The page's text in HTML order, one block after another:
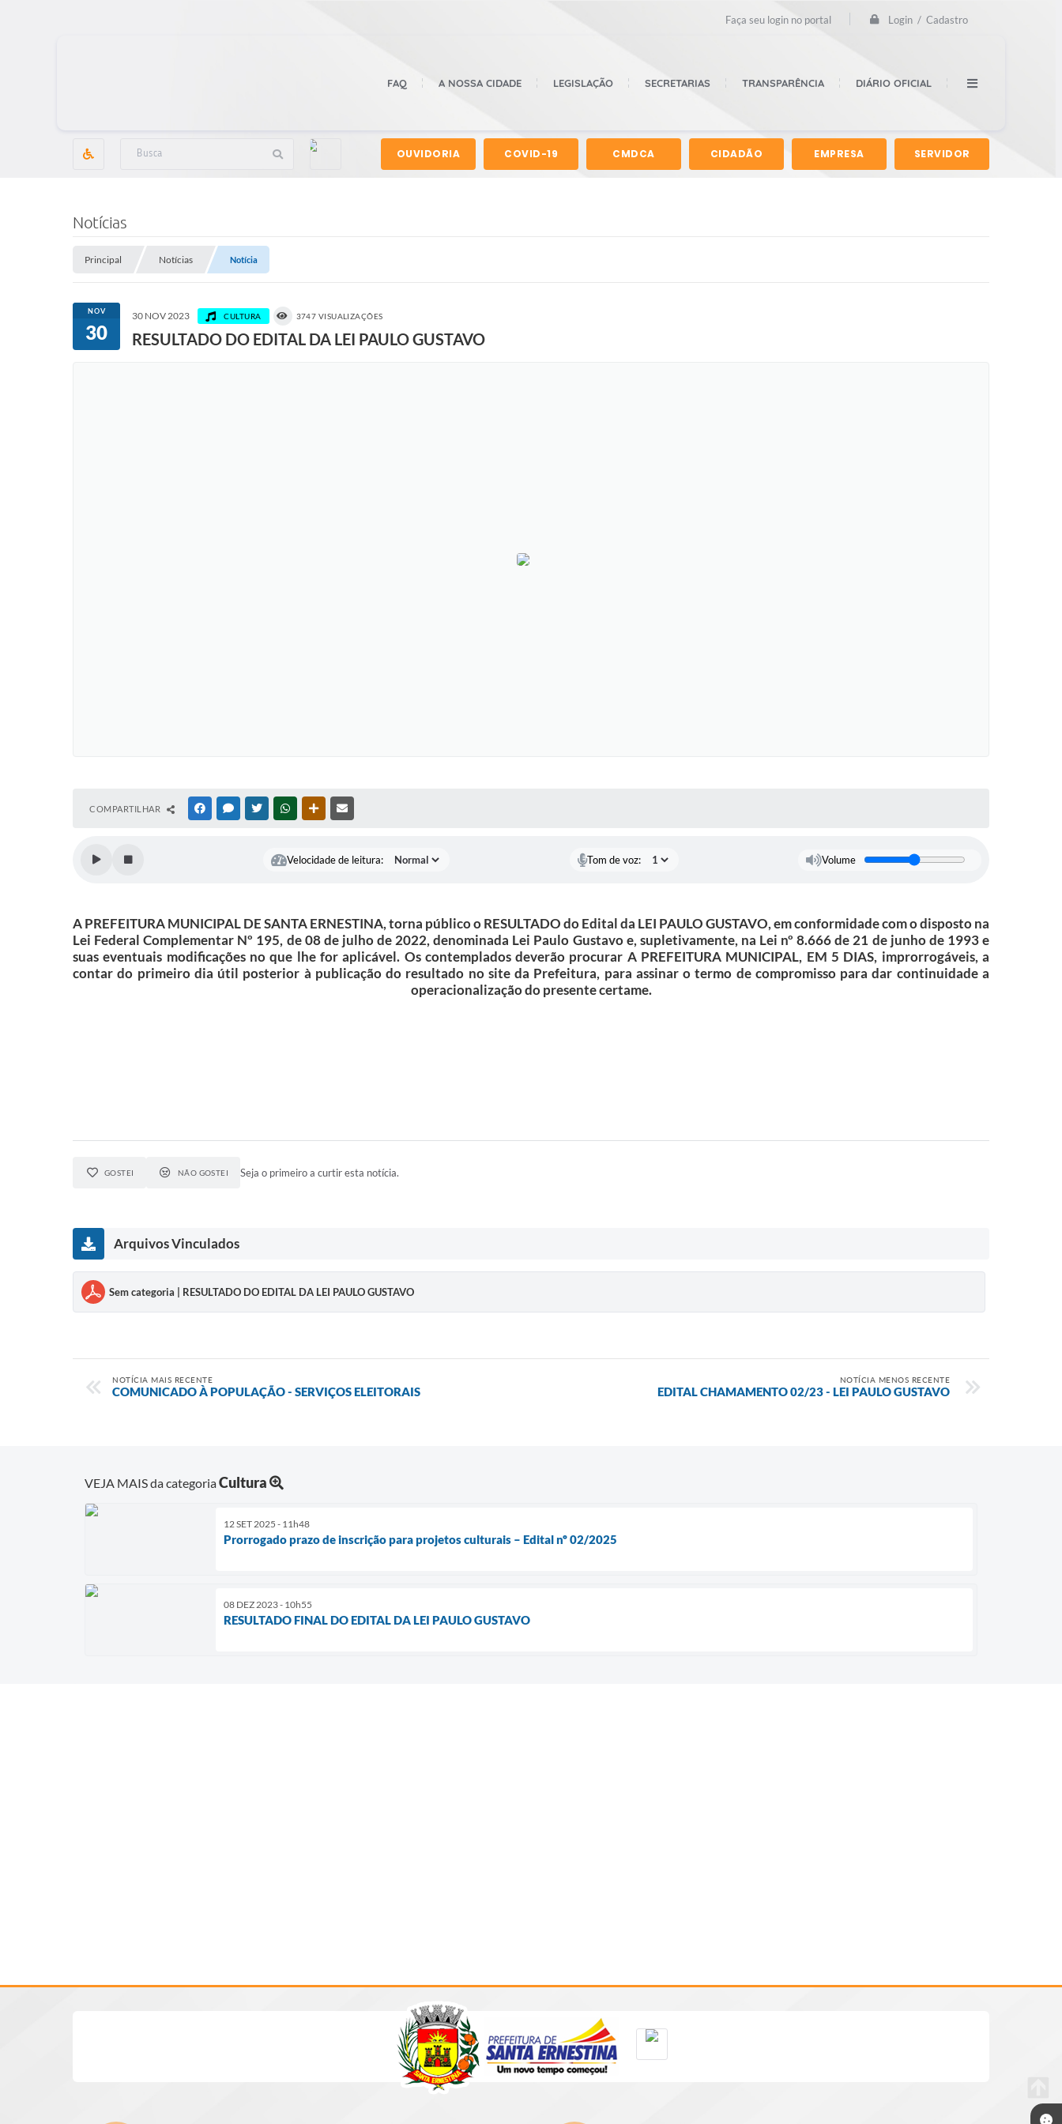
Faça seu login no portal Login / Cadastro
FAQ A NOSSA CIDADE LEGISLAÇÃO SECRETARIAS TRANSPARÊNCIA DIÁRIO OFICIAL
OUVIDORIA COVID-19 CMDCA CIDADÃO EMPRESA SERVIDOR
Notícias
Principal Notícias Notícia
NOV
30
30 NOV 2023 CULTURA 3747 VISUALIZAÇÕES
RESULTADO DO EDITAL DA LEI PAULO GUSTAVO
COMPARTILHAR FACEBOOKMESSENGER
TWITTERWHATSAPPOUTRAS MÍDIAS
Velocidade de leitura: Tom de voz: Volume
A PREFEITURA MUNICIPAL DE SANTA ERNESTINA, torna público o RESULTADO do Edital da LEI PAULO GUSTAVO, em conformidade com o disposto na
Lei Federal Complementar Nº 195, de 08 de julho de 2022, denominada Lei Paulo Gustavo e, supletivamente, na Lei nº 8.666 de 21 de junho de 1993 e
suas eventuais modificações no que lhe for aplicável. Os contemplados deverão procurar A PREFEITURA MUNICIPAL, EM 5 DIAS, improrrogáveis, a
contar do primeiro dia útil posterior à publicação do resultado no site da Prefeitura, para assinar o termo de compromisso para dar continuidade a
operacionalização do presente certame.
GOSTEI NÃO GOSTEI Seja o primeiro a curtir esta notícia.
Arquivos Vinculados
Sem categoria | RESULTADO DO EDITAL DA LEI PAULO GUSTAVO
NOTÍCIA MAIS RECENTE
COMUNICADO À POPULAÇÃO - SERVIÇOS ELEITORAIS
NOTÍCIA MENOS RECENTE
EDITAL CHAMAMENTO 02/23 - LEI PAULO GUSTAVO
VEJA MAIS da categoriaCultura
12 SET 2025 - 11h48
Prorrogado prazo de inscrição para projetos culturais – Edital nº 02/2025
08 DEZ 2023 - 10h55
RESULTADO FINAL DO EDITAL DA LEI PAULO GUSTAVO